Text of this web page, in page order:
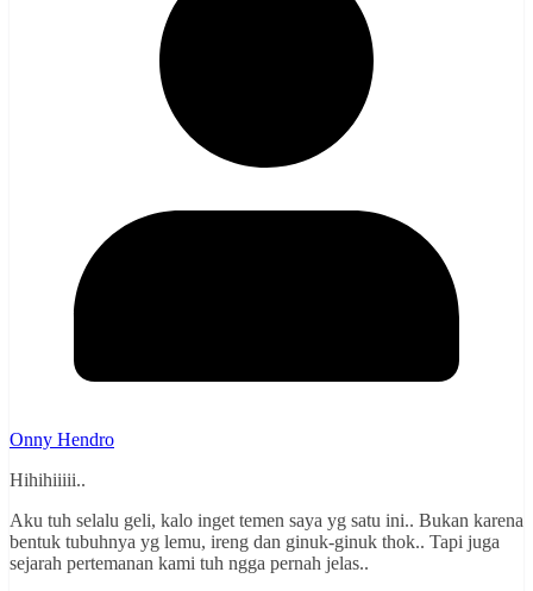
Onny Hendro
Hihihiiiii..
Aku tuh selalu geli, kalo inget temen saya yg satu ini.. Bukan karena
bentuk tubuhnya yg lemu, ireng dan ginuk-ginuk thok.. Tapi juga
sejarah pertemanan kami tuh ngga pernah jelas..